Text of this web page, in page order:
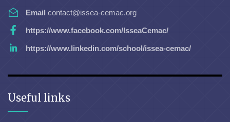
Email contact@issea-cemac.org
https://www.facebook.com/IsseaCemac/
https://www.linkedin.com/school/issea-cemac/
Useful links